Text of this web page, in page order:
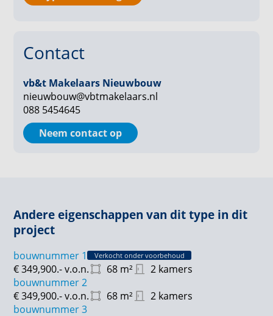
Parkeren: Parkeren op privéparkeerplaats
Contact
vb&t Makelaars Nieuwbouw
nieuwbouw@vbtmakelaars.nl
088 5454645
Neem contact op
Andere eigenschappen van dit type in dit
project
bouwnummer 1 Verkocht onder voorbehoud
68 m² 2 kamers
€ 349,900.-v.o.n.
bouwnummer 2
68 m² 2 kamers
€ 349,900.-v.o.n.
bouwnummer 3